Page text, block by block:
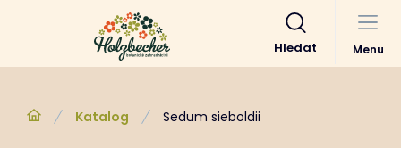
Hledat Menu
Katalog Sedum sieboldii